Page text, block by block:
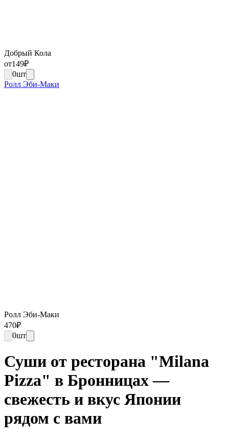
Добрый Кола
от149₽
0шт
Ролл Эби-Маки
Ролл Эби-Маки
470₽
0шт
Суши от ресторана "Milana
Pizza" в Бронницах —
свежесть и вкус Японии
рядом с вами